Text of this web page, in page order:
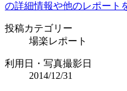
の詳細情報や他のレポート
投稿カテゴリー
場楽レポート
利用日・写真撮影日
2014/12/31